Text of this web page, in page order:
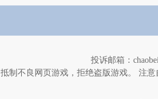
投诉邮箱：
抵制不良网页游戏，拒绝盗版游戏。 注